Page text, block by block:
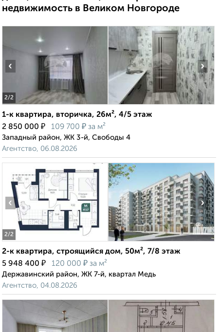
недвижимость в Великом Новгороде
2/2
‹ ›
1-к квартира, вторичка, 26м², 4/5 этаж
2 850 000 ₽ 109 700 ₽ за м²
Западный район, ЖК 3-й, Свободы 4
Агентство, 06.08.2026
2/2
‹ ›
2-к квартира, строящийся дом, 50м², 7/8 этаж
5 948 400 ₽ 120 000 ₽ за м²
Державинский район, ЖК 7-й, квартал Медь
Агентство, 04.08.2026